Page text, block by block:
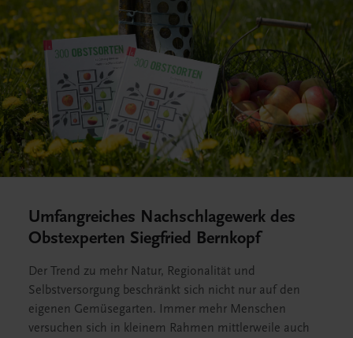
Umfangreiches Nachschlagewerk des
Obstexperten Siegfried Bernkopf
Der Trend zu mehr Natur, Regionalität und
Selbstversorgung beschränkt sich nicht nur auf den
eigenen Gemüsegarten. Immer mehr Menschen
versuchen sich in kleinem Rahmen mittlerweile auch